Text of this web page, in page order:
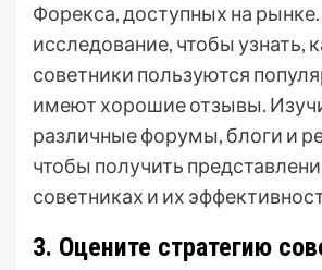
Форекса, доступных на
исследование, чтобы узнать,
советники пользуются
имеют хорошие отзывы.
различные форумы, блоги и
чтобы получить
советниках и их
3. Оцените стратегию